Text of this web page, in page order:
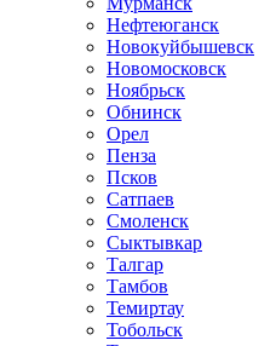
Нефтеюганск
Новокуйбышевск
Новомосковск
Ноябрьск
Обнинск
Орел
Пенза
Псков
Сатпаев
Смоленск
Сыктывкар
Талгар
Тамбов
Темиртау
Тобольск